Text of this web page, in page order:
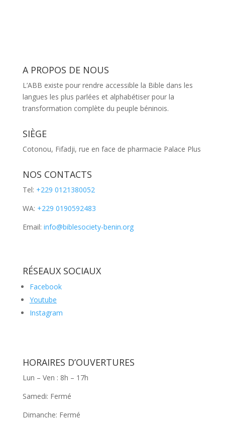
A PROPOS DE NOUS
L’ABB existe pour rendre accessible la Bible dans les
langues les plus parlées et alphabétiser pour la
transformation complète du peuple béninois.
SIÈGE
Cotonou, Fifadji, rue en face de pharmacie Palace Plus
NOS CONTACTS
Tel: +229 0121380052
WA: +229 0190592483
Email: info@biblesociety-benin.org
RÉSEAUX SOCIAUX
Facebook
Youtube
Instagram
HORAIRES D’OUVERTURES
Lun – Ven : 8h – 17h
Samedi: Fermé
Dimanche: Fermé